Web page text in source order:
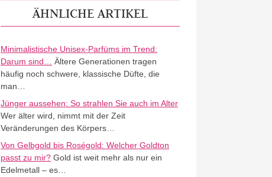
ÄHNLICHE ARTIKEL
Minimalistische Unisex-Parfüms im Trend:
Darum sind…
Ältere Generationen tragen
häufig noch schwere, klassische Düfte, die
man…
Jünger aussehen: So strahlen Sie auch im Alter
Wer älter wird, nimmt mit der Zeit
Veränderungen des Körpers…
Von Gelbgold bis Roségold: Welcher Goldton
passt zu mir?Gold ist weit mehr als nur ein
Edelmetall – es…